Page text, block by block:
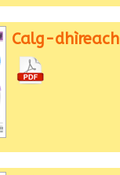
Calg-